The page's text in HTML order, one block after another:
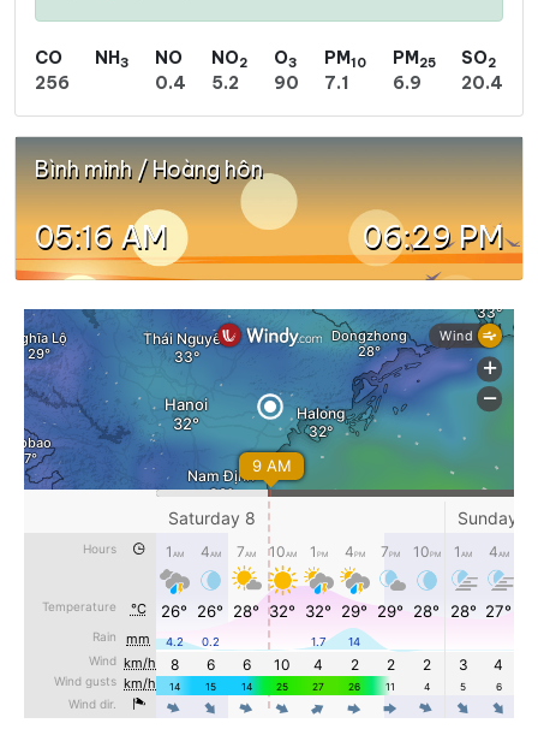
CO
256
NH3
NO
0.4
NO2
5.2
O3
90
PM10
7.1
PM25
6.9
SO2
20.4
Bình minh / Hoàng hôn
05:16 AM 06:29 PM